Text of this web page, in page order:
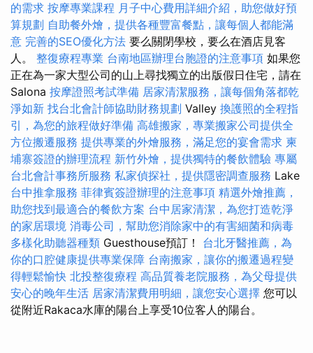
的需求 按摩專業課程 月子中心費用詳細介紹，助您做好預
算規劃 自助餐外燴，提供各種豐富餐點，讓每個人都能滿
意 完善的SEO優化方法 要么關閉學校，要么在酒店見客
人。 整復療程專業 台南地區辦理台胞證的注意事項 如果您
正在為一家大型公司的山上尋找獨立的出版假日住宅，請在
Salona 按摩證照考試準備 居家清潔服務，讓每個角落都乾
淨如新 找台北會計師協助財務規劃 Valley 換護照的全程指
引，為您的旅程做好準備 高雄搬家，專業搬家公司提供全
方位搬遷服務 提供專業的外燴服務，滿足您的宴會需求 柬
埔寨簽證的辦理流程 新竹外燴，提供獨特的餐飲體驗 專屬
台北會計事務所服務 私家偵探社，提供隱密調查服務 Lake
台中推拿服務 菲律賓簽證辦理的注意事項 精選外燴推薦，
助您找到最適合的餐飲方案 台中居家清潔，為您打造乾淨
的家居環境 消毒公司，幫助您消除家中的有害細菌和病毒
多樣化助聽器種類 Guesthouse預訂！ 台北牙醫推薦，為
你的口腔健康提供專業保障 台南搬家，讓你的搬遷過程變
得輕鬆愉快 北投整復療程 高品質養老院服務，為父母提供
安心的晚年生活 居家清潔費用明細，讓您安心選擇 您可以
從附近Rakaca水庫的陽台上享受10位客人的陽台。